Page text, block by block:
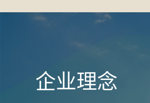
企业理念